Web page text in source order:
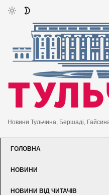
Новини Тульчина, Бершаді,
ГОЛОВНА
НОВИНИ
НОВИНИ ВІД ЧИТАЧІВ